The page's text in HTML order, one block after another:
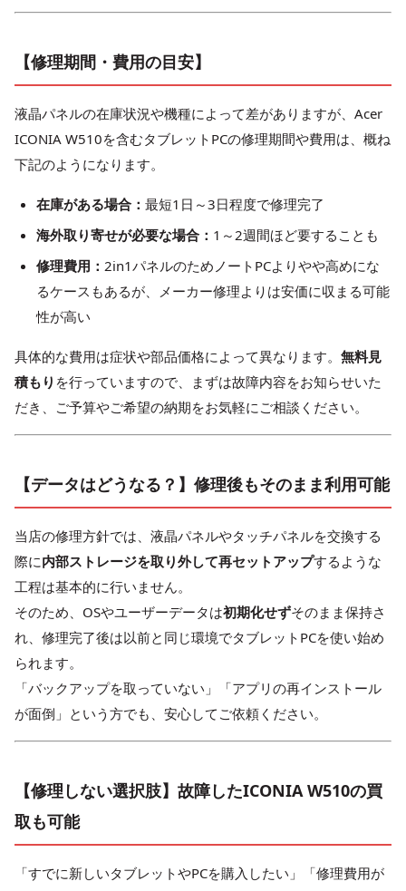
【修理期間・費用の目安】
液晶パネルの在庫状況や機種によって差がありますが、Acer
ICONIA W510を含むタブレットPCの修理期間や費用は、概ね
下記のようになります。
在庫がある場合： 最短1日～3日程度で修理完了
海外取り寄せが必要な場合： 1～2週間ほど要することも
修理費用： 2in1パネルのためノートPCよりやや高めにな
るケースもあるが、メーカー修理よりは安価に収まる可能
性が高い
具体的な費用は症状や部品価格によって異なります。 無料見
積もり を行っていますので、まずは故障内容をお知らせいた
だき、ご予算やご希望の納期をお気軽にご相談ください。
【データはどうなる？】修理後もそのまま利用可能
当店の修理方針では、液晶パネルやタッチパネルを交換する
際に内部ストレージを取り外して再セットアップするような
工程は基本的に行いません。
そのため、OSやユーザーデータは初期化せずそのまま保持さ
れ、修理完了後は以前と同じ環境でタブレットPCを使い始め
られます。
「バックアップを取っていない」「アプリの再インストール
が面倒」という方でも、安心してご依頼ください。
【修理しない選択肢】故障したICONIA W510の買
取も可能
「すでに新しいタブレットやPCを購入したい」「修理費用が